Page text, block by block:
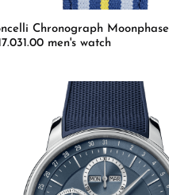
Chronograph Moonphase
men's watch